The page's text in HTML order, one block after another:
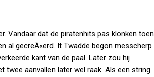
Vandaar dat de piratenhits pas klonken toen
al gecreÃ«erd. It Twadde begon messcherp
kant van de paal. Later zou hij
twee aanvallen later wel raak. Als een string